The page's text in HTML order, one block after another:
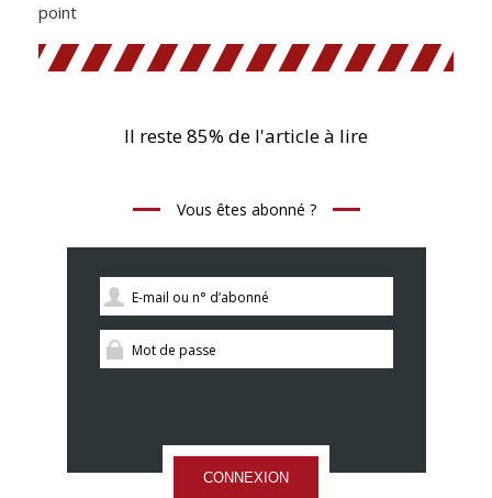
point
Il reste 85% de l'article à lire
Vous êtes abonné ?
CONNEXION